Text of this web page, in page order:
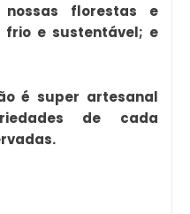
florestas e
e sustentável; e
é super artesanal
de cada